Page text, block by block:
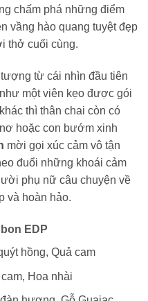
chấm phá những điểm
vầng hào quang tuyệt đẹp
thở cuối cùng.
từ cái nhìn đầu tiên
một viên kẹo được gói
thì thân chai còn có
hoặc con bướm xinh
mời gọi xúc cảm vô tận
đuổi những khoái cảm
phụ nữ câu chuyện về
và hoàn hảo.
EDP
hồng, Quả cam
Hoa nhài